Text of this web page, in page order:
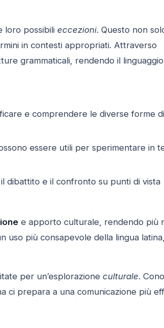
loro possibili eccezioni. Questo non
in contesti appropriati. Attraverso
grammaticali, rendendo il
e comprendere le diverse forme
essere utili per sperimentare in
dibattito e il confronto su punti di vista
e apporto culturale, rendendo più
uso più consapevole della lingua latina,
per un’esplorazione culturale.
ci prepara a una comunicazione più